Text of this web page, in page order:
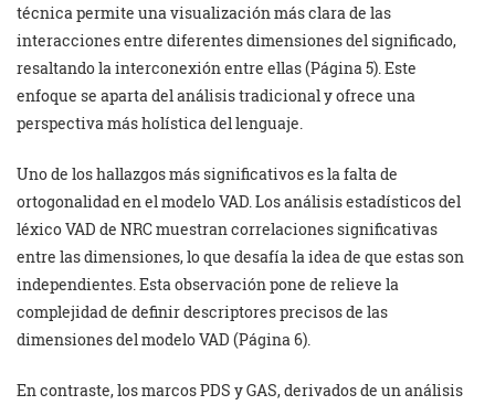
técnica permite una visualización más clara de las
interacciones entre diferentes dimensiones del significado,
resaltando la interconexión entre ellas (Página 5). Este
enfoque se aparta del análisis tradicional y ofrece una
perspectiva más holística del lenguaje.
Uno de los hallazgos más significativos es la falta de
ortogonalidad en el modelo VAD. Los análisis estadísticos del
léxico VAD de NRC muestran correlaciones significativas
entre las dimensiones, lo que desafía la idea de que estas son
independientes. Esta observación pone de relieve la
complejidad de definir descriptores precisos de las
dimensiones del modelo VAD (Página 6).
En contraste, los marcos PDS y GAS, derivados de un análisis